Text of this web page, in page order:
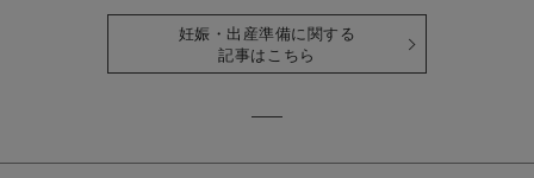
妊娠・出産準備に関する
記事はこちら